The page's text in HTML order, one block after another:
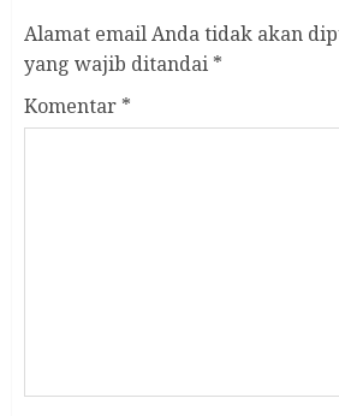
Alamat email Anda tidak akan
yang wajib ditandai *
Komentar *